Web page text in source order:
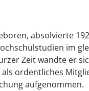
absolvierte
im
Zeit wandte er
ordentliches
aufgenommen.